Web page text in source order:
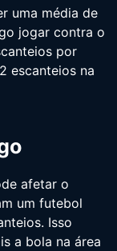
uma média de
jogar contra o
por
escanteios na
afetar o
um futebol
Isso
a bola na área